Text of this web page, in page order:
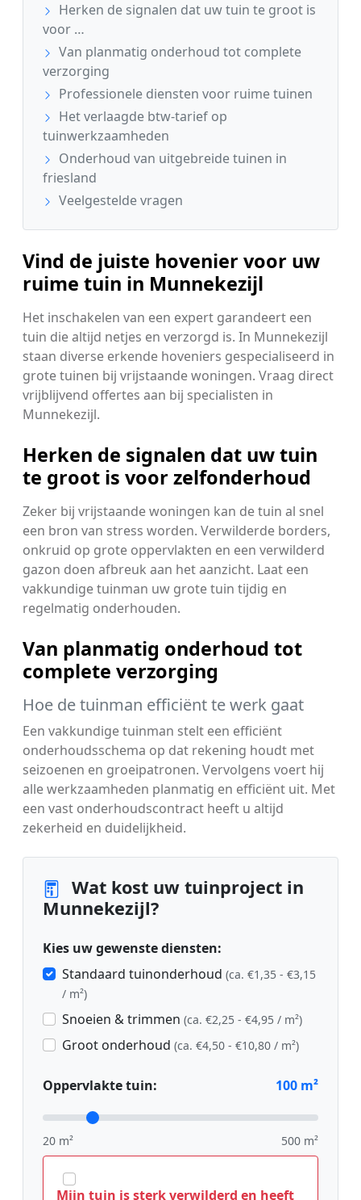
Herken de signalen dat uw tuin te groot is
voor …
Van planmatig onderhoud tot complete
verzorging
Professionele diensten voor ruime tuinen
Het verlaagde btw-tarief op
tuinwerkzaamheden
Onderhoud van uitgebreide tuinen in
friesland
Veelgestelde vragen
Vind de juiste hovenier voor uw
ruime tuin in Munnekezijl
Het inschakelen van een expert garandeert een
tuin die altijd netjes en verzorgd is. In Munnekezijl
staan diverse erkende hoveniers gespecialiseerd in
grote tuinen bij vrijstaande woningen. Vraag direct
vrijblijvend offertes aan bij specialisten in
Munnekezijl.
Herken de signalen dat uw tuin
te groot is voor zelfonderhoud
Zeker bij vrijstaande woningen kan de tuin al snel
een bron van stress worden. Verwilderde borders,
onkruid op grote oppervlakten en een verwilderd
gazon doen afbreuk aan het aanzicht. Laat een
vakkundige tuinman uw grote tuin tijdig en
regelmatig onderhouden.
Van planmatig onderhoud tot
complete verzorging
Hoe de tuinman efficiënt te werk gaat
Een vakkundige tuinman stelt een efficiënt
onderhoudsschema op dat rekening houdt met
seizoenen en groeipatronen. Vervolgens voert hij
alle werkzaamheden planmatig en efficiënt uit. Met
een vast onderhoudscontract heeft u altijd
zekerheid en duidelijkheid.
Wat kost uw tuinproject in
Munnekezijl?
Kies uw gewenste diensten:
Standaard tuinonderhoud (ca. €1,35 - €3,15
/ m²)
Snoeien & trimmen (ca. €2,25 - €4,95 / m²)
Groot onderhoud (ca. €4,50 - €10,80 / m²)
Oppervlakte tuin: 100 m²
20 m² 500 m²
Mijn tuin is sterk verwilderd en heeft